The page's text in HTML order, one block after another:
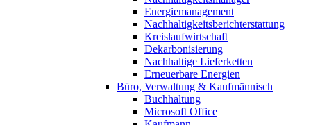
Energiemanagement
Nachhaltigkeitsberichterstattung
Kreislaufwirtschaft
Dekarbonisierung
Nachhaltige Lieferketten
Erneuerbare Energien
Büro, Verwaltung & Kaufmännisch
Buchhaltung
Microsoft Office